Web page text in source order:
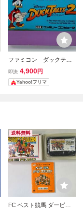
ファミコン ダックテイ
ルズ2 DUCK TALES 2
即決 4,900円
Yahoo!フリマ
送料無料
FC ベスト競馬 ダービー